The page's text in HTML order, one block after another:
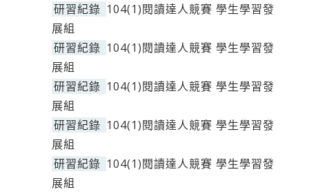
研習紀錄 104(1)閱讀達人競賽 學生學習發
展組
研習紀錄 104(1)閱讀達人競賽 學生學習發
展組
研習紀錄 104(1)閱讀達人競賽 學生學習發
展組
研習紀錄 104(1)閱讀達人競賽 學生學習發
展組
研習紀錄 104(1)閱讀達人競賽 學生學習發
展組